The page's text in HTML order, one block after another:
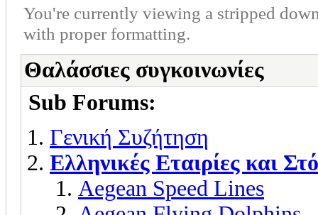
You're currently viewing a stripped
with proper formatting.
Θαλάσσιες συγκοινωνίες
Sub Forums:
Γενική Συζήτηση
Ελληνικές Εταιρίες και
Aegean Speed Lines